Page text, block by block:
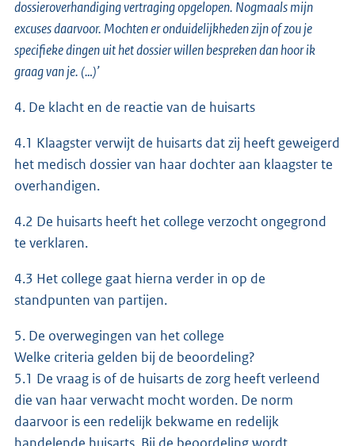
dossieroverhandiging vertraging opgelopen. Nogmaals mijn
excuses daarvoor. Mochten er onduidelijkheden zijn of zou je
specifieke dingen uit het dossier willen bespreken dan hoor ik
graag van je. (…)’
4. De klacht en de reactie van de huisarts
4.1 Klaagster verwijt de huisarts dat zij heeft geweigerd
het medisch dossier van haar dochter aan klaagster te
overhandigen.
4.2 De huisarts heeft het college verzocht ongegrond
te verklaren.
4.3 Het college gaat hierna verder in op de
standpunten van partijen.
5. De overwegingen van het college
Welke criteria gelden bij de beoordeling?
5.1 De vraag is of de huisarts de zorg heeft verleend
die van haar verwacht mocht worden. De norm
daarvoor is een redelijk bekwame en redelijk